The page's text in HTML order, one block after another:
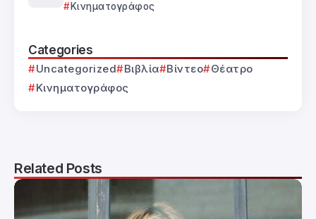
Κινηματογράφος
Categories
Uncategorized Βιβλία Βίντεο
Θέατρο
Κινηματογράφος
Related Posts